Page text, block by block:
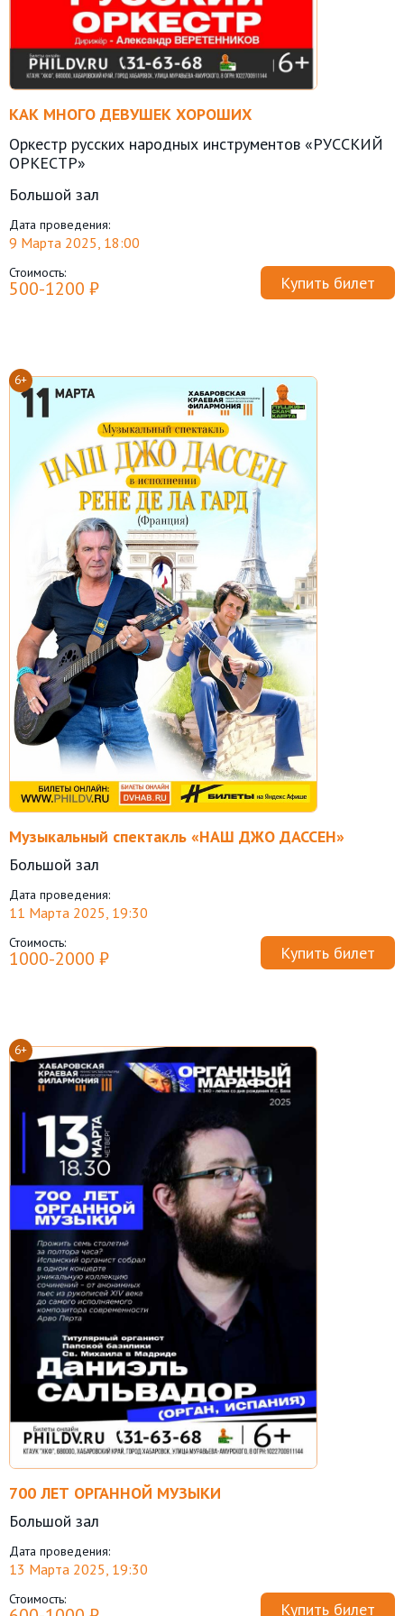
КАК МНОГО ДЕВУШЕК ХОРОШИХ
Оркестр русских народных инструментов «РУССКИЙ
ОРКЕСТР»
Большой зал
Дата проведения:
9 Марта 2025, 18:00
Стоимость:
500-1200 ₽ Купить билет
6+
Музыкальный спектакль «НАШ ДЖО ДАССЕН»
Большой зал
Дата проведения:
11 Марта 2025, 19:30
Стоимость:
1000-2000 ₽ Купить билет
6+
700 ЛЕТ ОРГАННОЙ МУЗЫКИ
Большой зал
Дата проведения:
13 Марта 2025, 19:30
Стоимость: Купить билет